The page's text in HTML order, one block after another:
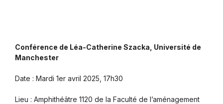
Conférence de Léa-Catherine Szacka, Université de
Manchester
Date : Mardi 1er avril 2025, 17h30
Lieu : Amphithéâtre 1120 de la Faculté de l’aménagement